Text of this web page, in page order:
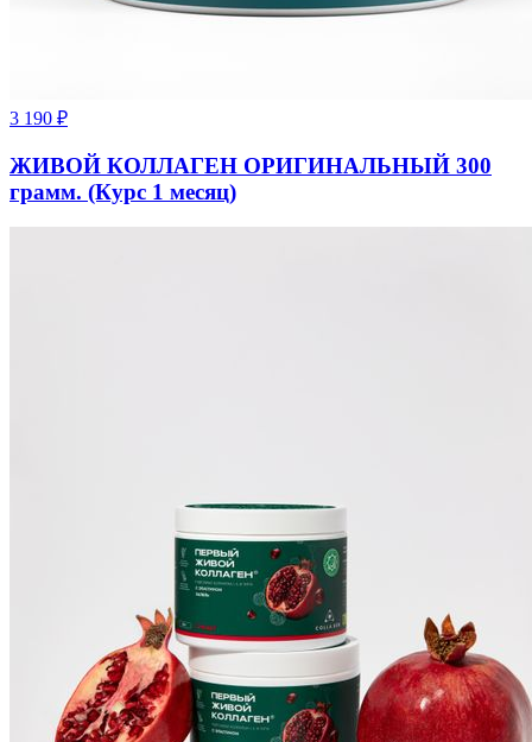
3 190 ₽
ЖИВОЙ КОЛЛАГЕН ОРИГИНАЛЬНЫЙ 300
грамм. (Курс 1 месяц)